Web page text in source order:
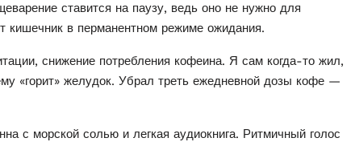
ставится на паузу, ведь оно не нужно для
кишечник в перманентном режиме ожидания.
снижение потребления кофеина. Я сам когда-то жил,
«горит» желудок. Убрал треть ежедневной дозы кофе —
с морской солью и легкая аудиокнига. Ритмичный голос